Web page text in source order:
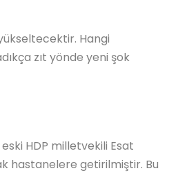
Hangi
zıt yönde yeni şok
HDP milletvekili Esat
hastanelere getirilmiştir. Bu